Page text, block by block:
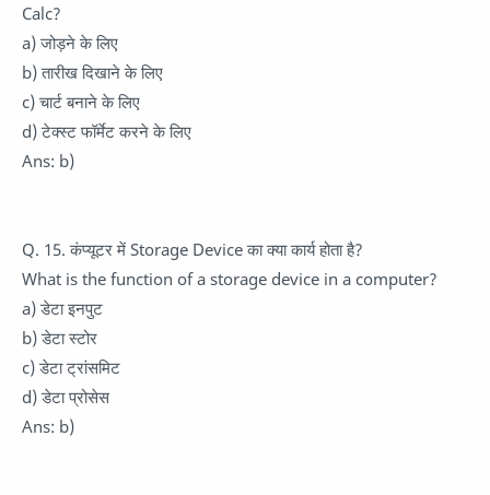
Calc?
a) जोड़ने के लिए
b) तारीख दिखाने के लिए
c) चार्ट बनाने के लिए
d) टेक्स्ट फॉर्मेट करने के लिए
Ans: b)
Q. 15. कंप्यूटर में Storage Device का क्या कार्य होता है?
What is the function of a storage device in a computer?
a) डेटा इनपुट
b) डेटा स्टोर
c) डेटा ट्रांसमिट
d) डेटा प्रोसेस
Ans: b)